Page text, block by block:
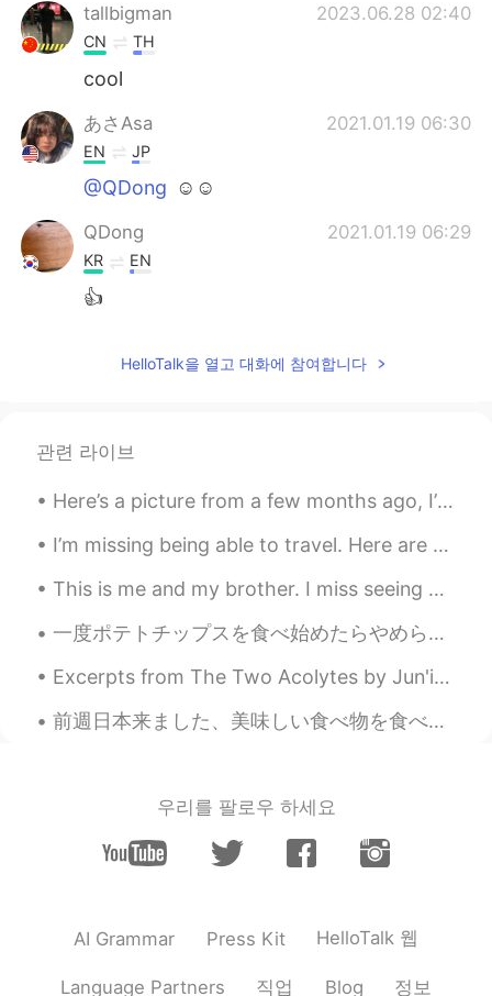
tallbigman 2023.06.28 02:40
CN TH
cool
あさAsa 2021.01.19 06:30
EN JP
@QDong ☺️☺️
QDong 2021.01.19 06:29
KR EN
👍
HelloTalk을 열고 대화에 참여합니다
관련 라이브
Here’s a picture from a few months ago, I’m not sure why I look so mad, but this is me in my secu...
I’m missing being able to travel. Here are some pics from my last trip to Norway! Beautiful count...
This is me and my brother. I miss seeing my family! Because of COVID I can’t see them because it’...
一度ポテトチップスを食べ始めたらやめられません。 日本には小分けサイズのパックがあるのがうれしいです。 米国では大きな問題でした。 コストコサイズのトルティーヤチップの袋は、私にとって最も危険で...
Excerpts from The Two Acolytes by Jun'ichirō Tanizaki. Part 2 of 5. “If the world outside is an...
前週日本来ました、美味しい食べ物を食べました、新宿と渋谷行きました、秋葉原と中野ブロードウェイも行きました、たくさん面白いものします 三日月ごろ東京に住んでいますでもご家族いないとちょっと寂し...
우리를 팔로우 하세요
AI Grammar Press Kit HelloTalk 웹
Language Partners 직업 Blog 정보